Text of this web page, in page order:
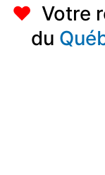
♥ Votre
du